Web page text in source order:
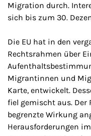
Migration durch.
sich bis zum 30.
Die EU hat in den
Rechtsrahmen über
Migrantinnen und
Karte, entwickelt.
fiel gemischt aus. Der
begrenzte Wirkung
Herausforderungen